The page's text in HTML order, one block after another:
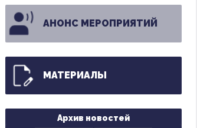
АНОНС МЕРОПРИЯТИЙ
МАТЕРИАЛЫ
Архив новостей